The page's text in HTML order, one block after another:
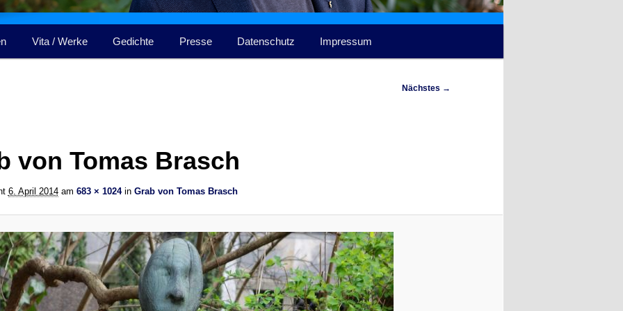
Vita / Werke Gedichte Presse Datenschutz Impressum
Nächstes →
von Tomas Brasch
6. April 2014am 683 × 1024in Grab von Tomas Brasch